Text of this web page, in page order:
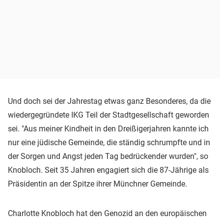
Und doch sei der Jahrestag etwas ganz Besonderes, da die
wiedergegründete IKG Teil der Stadtgesellschaft geworden
sei. "Aus meiner Kindheit in den Dreißigerjahren kannte ich
nur eine jüdische Gemeinde, die ständig schrumpfte und in
der Sorgen und Angst jeden Tag bedrückender wurden", so
Knobloch. Seit 35 Jahren engagiert sich die 87-Jährige als
Präsidentin an der Spitze ihrer Münchner Gemeinde.
Charlotte Knobloch hat den Genozid an den europäischen